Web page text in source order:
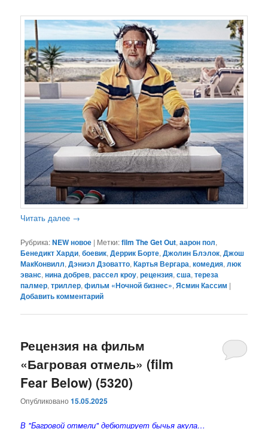
Читать далее →
Рубрика:NEW новое | Метки:film The Get Out,аарон пол,
Бенедикт Харди,боевик,Деррик Борте,Джолин Блэлок,Джош
МакКонвилл,Дэниэл Дзоватто,Картья Вергара,комедия,люк
эванс,нина добрев,рассел кроу,рецензия,сша,тереза
палмер,триллер,фильм «Ночной бизнес»,Ясмин Кассим |
Добавить комментарий
Рецензия на фильм
«Багровая отмель» (film
Fear Below) (5320)
Опубликовано15.05.2025
В "Багровой отмели" дебютирует бычья акула…